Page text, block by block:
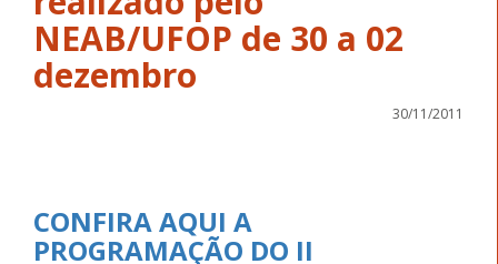
NEAB/UFOP de 30 a 02
dezembro
30/11/2011
CONFIRA AQUI A
PROGRAMAÇÃO DO II